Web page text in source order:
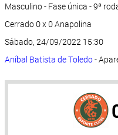
Masculino - Fase única - 9ª
Cerrado 0 x 0 Anapolina
Sábado, 24/09/2022 15:30
Aníbal Batista de Toledo-